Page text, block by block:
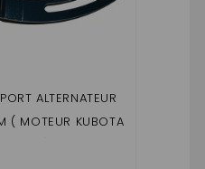
ALTERNATEUR
( MOTEUR KUBOTA